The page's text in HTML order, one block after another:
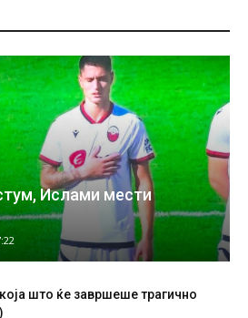
Ислами мести
што ќе завршеше трагично